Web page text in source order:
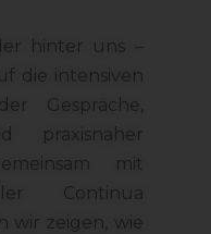
hinter uns –
die intensiven
Gespräche,
praxisnaher
mit
Continua
wir zeigen, wie